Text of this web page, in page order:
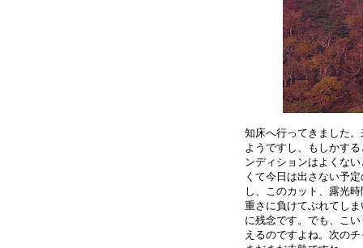
知床へ行ってきました
ようですし、もしかす
ンディションはよくな
くて今日は出さない予
し、このカット、露光
重さに負けてぶれてし
に残念です。でも、こ
えるのですよね。次の